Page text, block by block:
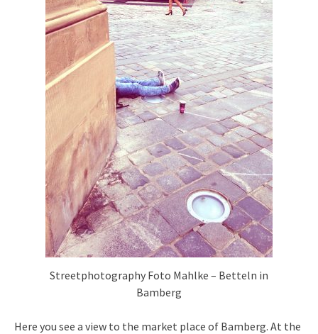
Streetphotography Foto Mahlke – Betteln in
Bamberg
Here you see a view to the market place of Bamberg. At the